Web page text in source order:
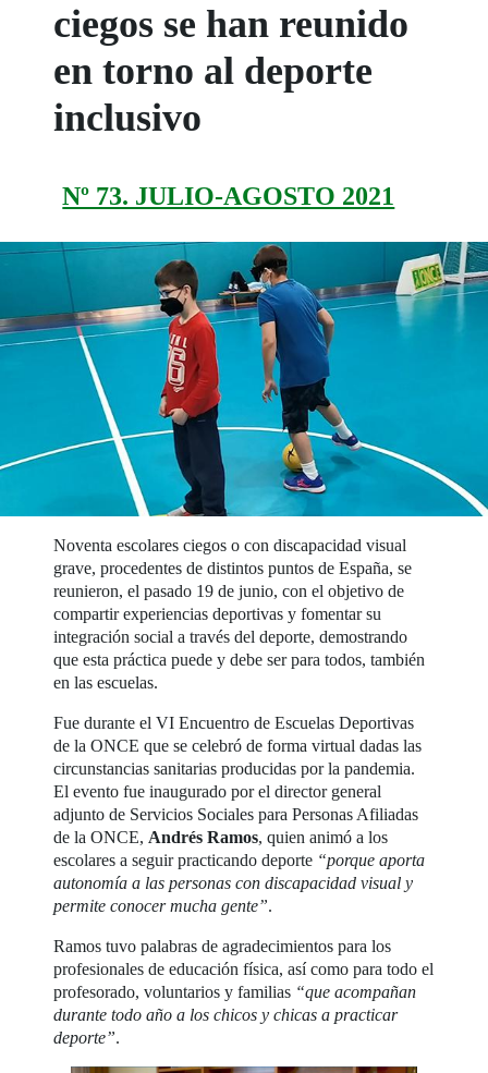
ciegos se han reunido
en torno al deporte
inclusivo
Nº 73. JULIO-AGOSTO 2021
Noventa escolares ciegos o con discapacidad visual
grave, procedentes de distintos puntos de España, se
reunieron, el pasado 19 de junio, con el objetivo de
compartir experiencias deportivas y fomentar su
integración social a través del deporte, demostrando
que esta práctica puede y debe ser para todos, también
en las escuelas.
Fue durante el VI Encuentro de Escuelas Deportivas
de la ONCE que se celebró de forma virtual dadas las
circunstancias sanitarias producidas por la pandemia.
El evento fue inaugurado por el director general
adjunto de Servicios Sociales para Personas Afiliadas
de la ONCE,Andrés Ramos, quien animó a los
escolares a seguir practicando deporte “porque aporta
autonomía a las personas con discapacidad visual y
permite conocer mucha gente”.
Ramos tuvo palabras de agradecimientos para los
profesionales de educación física, así como para todo el
profesorado, voluntarios y familias “que acompañan
durante todo año a los chicos y chicas a practicar
deporte”.